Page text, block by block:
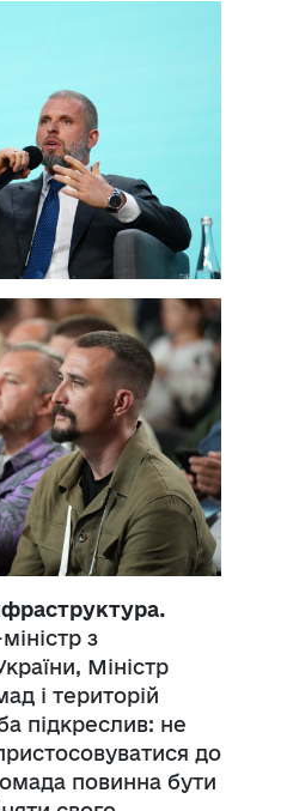
з
Міністр
і територій
підкреслив: не
до
повинна бути